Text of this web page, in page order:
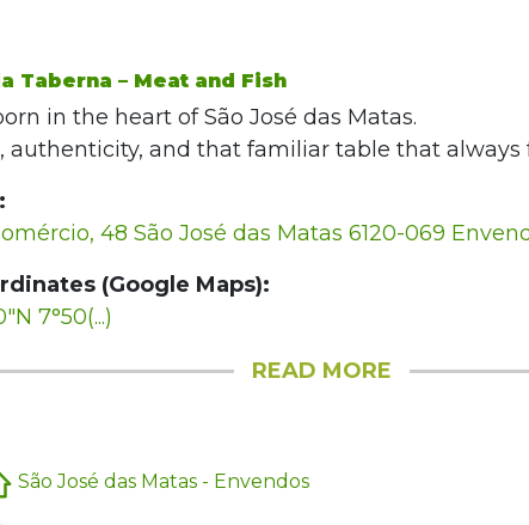
Taberna – Meat and Fish
in the heart of São José das Matas.
authenticity, and that familiar table that always
48 São José das Matas 6120-069
(Google Maps):
7°50(...)
READ MORE
São José das Matas - Envendos